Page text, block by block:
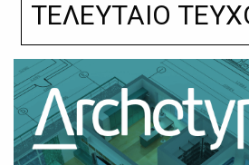
ΤΕΛΕΥΤΑΙΟ